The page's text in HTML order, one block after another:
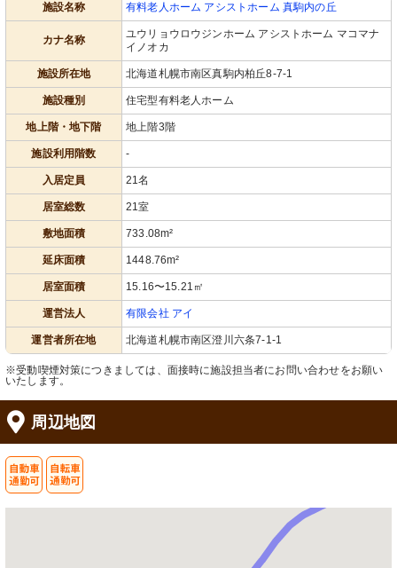
休憩できる赤いソファが特徴のスペー
ス。床はきれいで明るい光が差し込ん
でいます。
トイレ
手すり付きで安全性を考えたトイレで
す。日々の快適さを支えます。
安全に配慮された設計の浴室です。手
すりやシャワーチェアも整っていま
２階、３階ホール
施設名称 有料老人ホーム アシストホーム 真駒内の丘
カナ名称
ユウリョウロウジンホーム アシストホーム マコマナ
イノオカ
施設所在地 北海道札幌市南区真駒内柏丘8-7-1
施設種別 住宅型有料老人ホーム
地上階・地下階 地上階3階
施設利用階数 -
入居定員 21名
居室総数 21室
敷地面積 733.08m²
延床面積 1448.76m²
居室面積 15.16〜15.21㎡
運営法人 有限会社 アイ
運営者所在地 北海道札幌市南区澄川六条7-1-1
※受動喫煙対策につきましては、面接時に施設担当者にお問い合わせをお願い
いたします。
周辺地図